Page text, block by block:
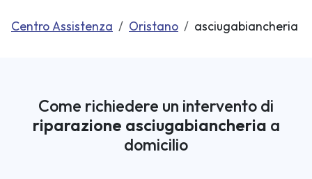
Centro Assistenza Oristano asciugabiancheria
Come richiedere un intervento di
riparazione asciugabiancheria a
domicilio